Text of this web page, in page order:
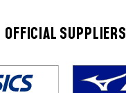
OFFICIAL SUPPLIERS